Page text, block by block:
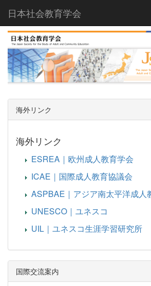
日本社会教育学会
海外リンク
海外リンク
ESREA｜欧州成人教育学会
ICAE｜国際成人教育協議会
ASPBAE｜アジア南太平洋成人
UNESCO｜ユネスコ
UIL｜ユネスコ生涯学習研究所
国際交流案内